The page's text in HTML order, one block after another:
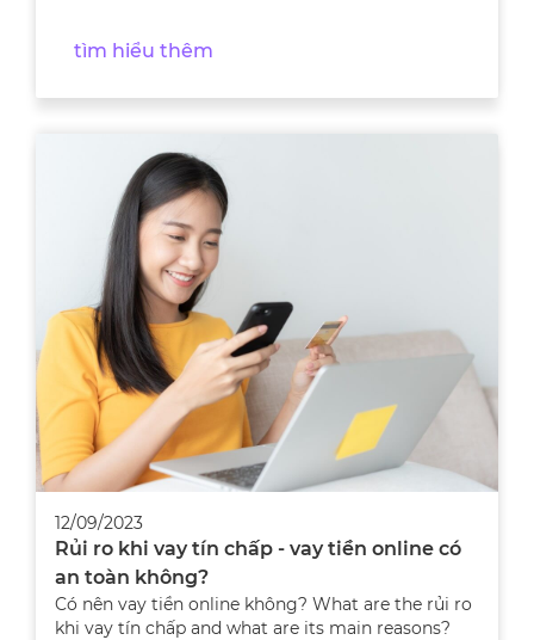
tìm hiểu thêm
12/09/2023
Rủi ro khi vay tín chấp - vay tiền online có
an toàn không?
Có nên vay tiền online không? What are the rủi ro
khi vay tín chấp and what are its main reasons?